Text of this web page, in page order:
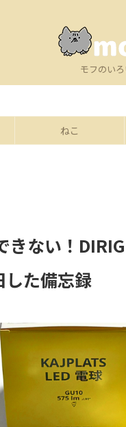
モフのい
楽天で
ねこ
ない！
した備忘録